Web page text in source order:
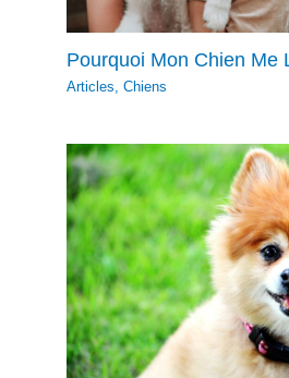
Pourquoi Mon Chien Me
Articles,Chiens